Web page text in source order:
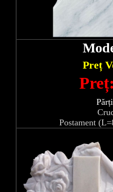
Preț
Postament